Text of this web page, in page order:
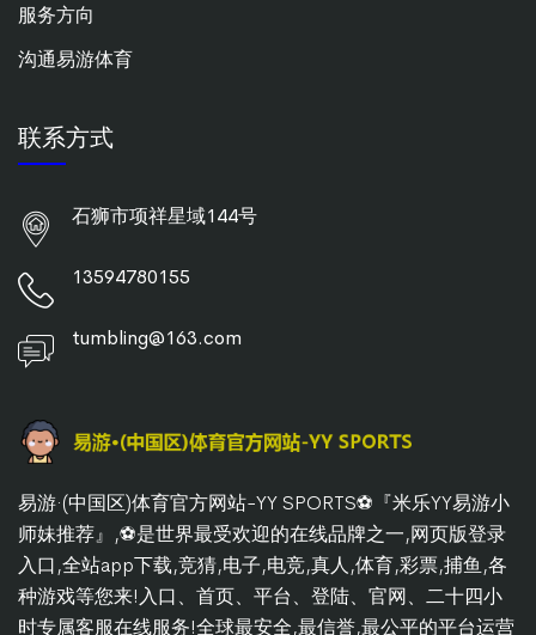
服务方向
沟通易游体育
联系方式
石狮市项祥星域144号
13594780155
tumbling@163.com
易游·(中国区)体育官方网站-YY SPORTS⚽️『米乐YY易游小
师妹推荐』,⚽️是世界最受欢迎的在线品牌之一,网页版登录
入口,全站app下载,竞猜,电子,电竞,真人,体育,彩票,捕鱼,各
种游戏等您来!入口、首页、平台、登陆、官网、二十四小
时专属客服在线服务!全球最安全,最信誉,最公平的平台运营